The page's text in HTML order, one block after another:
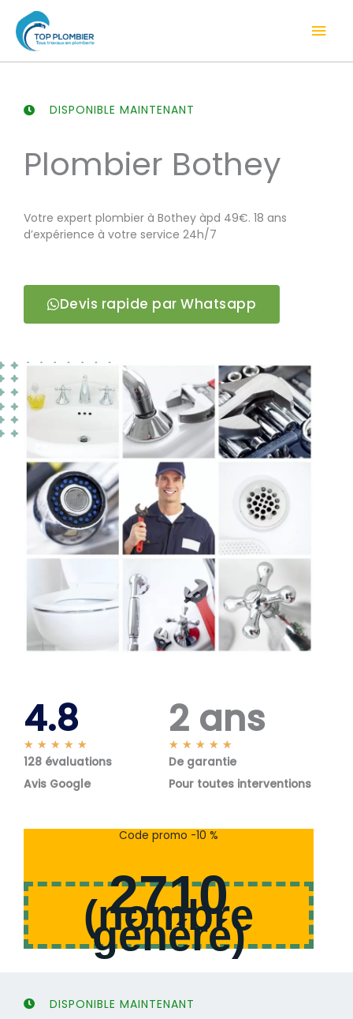
contenu
DISPONIBLE MAINTENANT
Plombier Bothey
Votre expert plombier à Bothey àpd 49€. 18 ans
d’expérience à votre service 24h/7
Devis rapide par Whatsapp
4.8
★ ★ ★ ★ ★
o
s
128 évaluations
Avis Google
2 ans
★ ★ ★ ★ ★
o
s
De garantie
Pour toutes interventions
Code promo -10 %
2710
(nombre
généré)
DISPONIBLE MAINTENANT